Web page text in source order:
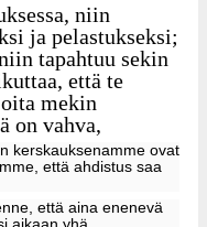
niin
ja pelastukseksi;
tapahtuu sekin
että te
mekin
on vahva,
kerskauksenamme ovat
että ahdistus saa
että aina enenevä